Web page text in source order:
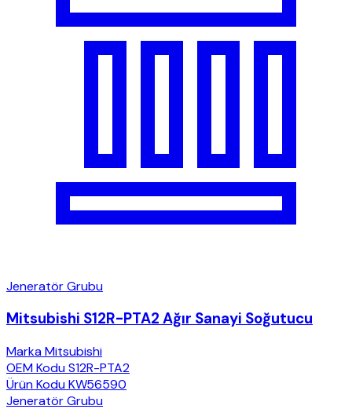
Jeneratör Grubu
Mitsubishi S12R-PTA2 Ağır Sanayi Soğutucu
MarkaMitsubishi
OEM KoduS12R-PTA2
Ürün KoduKW56590
Jeneratör Grubu